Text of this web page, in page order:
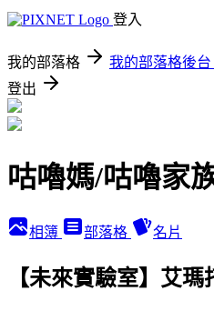
登入
我的部落格 我的部落格後台
登出
咕嚕媽/咕嚕家
相簿 部落格 名片
【未來實驗室】艾